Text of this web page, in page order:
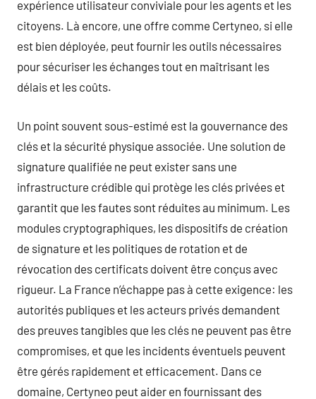
expérience utilisateur conviviale pour les agents et les
citoyens. Là encore, une offre comme Certyneo, si elle
est bien déployée, peut fournir les outils nécessaires
pour sécuriser les échanges tout en maîtrisant les
délais et les coûts.
Un point souvent sous-estimé est la gouvernance des
clés et la sécurité physique associée. Une solution de
signature qualifiée ne peut exister sans une
infrastructure crédible qui protège les clés privées et
garantit que les fautes sont réduites au minimum. Les
modules cryptographiques, les dispositifs de création
de signature et les politiques de rotation et de
révocation des certificats doivent être conçus avec
rigueur. La France n’échappe pas à cette exigence: les
autorités publiques et les acteurs privés demandent
des preuves tangibles que les clés ne peuvent pas être
compromises, et que les incidents éventuels peuvent
être gérés rapidement et efficacement. Dans ce
domaine, Certyneo peut aider en fournissant des